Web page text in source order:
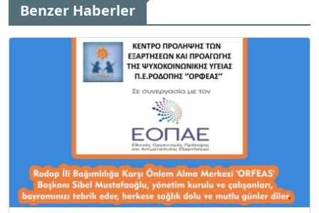
Benzer Haberler